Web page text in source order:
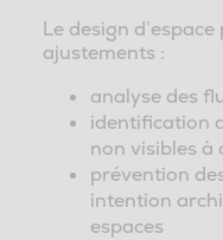
Le design
ajustements :
analyse des
identification
non visibles à
prévention
intention
espaces